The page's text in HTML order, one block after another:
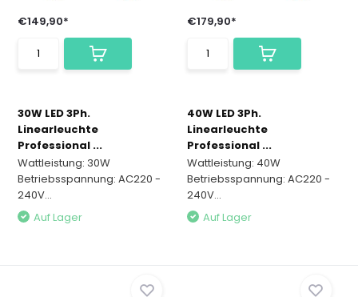
€149,90*
30W LED 3Ph.
Linearleuchte
Professional ...
Wattleistung: 30W
Betriebsspannung: AC220 -
240V...
Auf Lager
€179,90*
40W LED 3Ph.
Linearleuchte
Professional ...
Wattleistung: 40W
Betriebsspannung: AC220 -
240V...
Auf Lager